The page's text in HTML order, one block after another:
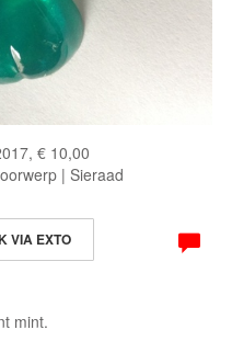
€ 10,00
| Sieraad
VIA EXTO
mint.